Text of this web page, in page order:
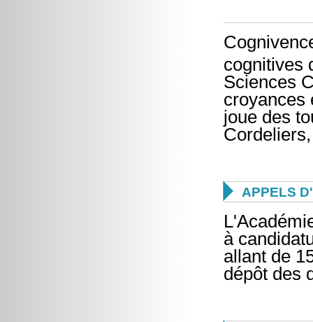
cognitives
Sciences
croyances
joue des
 APPELS
à
allant de
dépôt des